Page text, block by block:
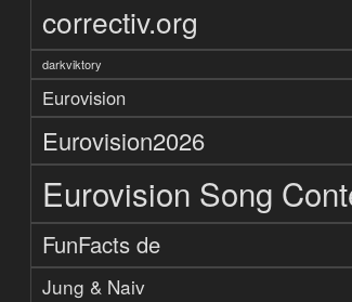
correctiv.org
darkviktory
Eurovision
Eurovision2026
Eurovision Song
FunFacts de
Jung & Naiv